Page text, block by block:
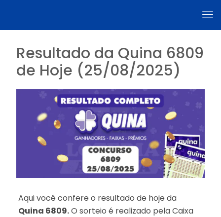
Resultado da Quina 6809
de Hoje (25/08/2025)
Aqui você confere o resultado de hoje da
Quina 6809.O sorteio é realizado pela Caixa